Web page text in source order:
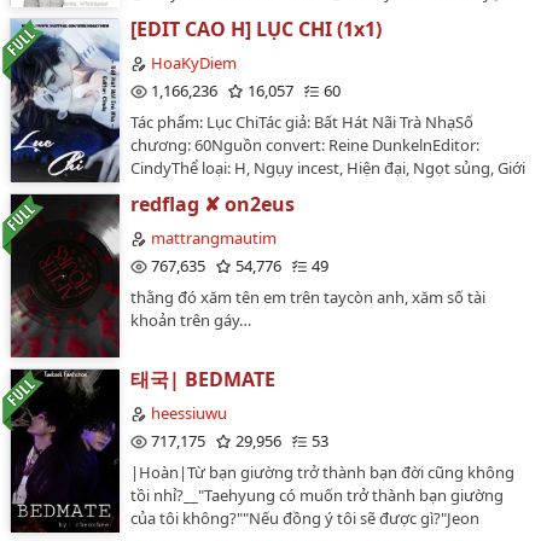
mời rẽ phải, đừng ảnh hưởng tâm trạng của người đọc
khác.4. Không biết có lôi gì hay không. Mời mọi người
tự nhận xét._____Editor nhắc nhở:1. Edit khi chưa đọc
một chương nào nên không biết truyện hay dở.2. Vì
nhiều chỗ không chắc lắm nên sẽ vừa làm vừa sửa.
Khuyến nghị nên đọc sau 3 đến 4 chương để đảm bảo
tình tiết.3. Bản edit là đầu tay, không dám cam kết về
chất lượng, hoan nghênh mọi người góp
ý._________31/08/2020 - 24/12/2020Truyện có các
chương không được đăng tải, vui lòng đọc kỹ thần giới
thiệu ở trang chủ.…
ngày chia đôi cộng 2,2 tuần rưỡi trừ 8 phần 39 tháng/1
chương 📣 T̶̶r̶̶u̶̶y̶̶ệ̶̶n̶ ̶c̶̶h̶̶ỉ̶ ̶đ̶̶ă̶̶n̶̶g̶ ̶t̶̶r̶̶ê̶̶n̶ ̶w̶̶a̶̶t̶̶t̶̶p̶̶a̶̶d̶ (bị copy hết
rùi còn đâu...)🏯🎏🌈🌳🚗🌳🌆🌇🌆💐 Giới thiệu: Văn Anh
（▽д▽） Không cần biết xuất hiện ở thế giới nào, đều
là người không được yêu quý. ╮(╯_╰)╭ "Nghe nói cô
bị bao nuôi?" Σ(ﾟДﾟ) "Chân đạp ba thuyền, a, lật thuyền
rồi chứ gì." Σ(ﾟДﾟ) "Thân là thần thê, lại đi quyến rũ bệ
hạ, ngươi đê tiện như thế ư?" ΣΣ(ﾟДﾟ;) Văn Anh, xuất
thân diễn viên, lộ ra nụ cười Bạch Liên hoa chuyên biệt
-- （＾ｖ＾） Vậy thì thế nào? Cuối cùng các ngươi còn
không phải đều sẽ trở thành "quần hạ chi thần" của tôi
sao. （；￣︶￣） # ta có kỹ xảo tẩy bạch đặc biệt #🍱
Cần biết trước khi ăn: Bài này chủ tô, tập hợp thiên lôi
Nội dung nhãn mác: Khoái xuyên Vai chính: Văn Anh ┃
vai phụ: ┃ cái khác:…
[EDIT CAO H] LỤC CHI (1x1)
HoaKyDiem
1,166,236
16,057
60
Tác phẩm: Lục ChiTác giả: Bất Hát Nãi Trà NhạSố
chương: 60Nguồn convert: Reine DunkelnEditor:
CindyThể loại: H, Ngụy incest, Hiện đại, Ngọt sủng, Giới
Dục Chi x Lục Chi (Đại minh tinh X Nữ sinh viên)Lục Chi
luôn cho rằng bản thân cô luôn có một người anh trai
quốc dân hết mực sủng ái cô, che chở cô.Hắn nói: Chi
---------Ngày đào hố: 22/04/2020Ngày lấp hố:
04/09/2020***Truyện chỉ được edit và đăng tải ở duy
CÁC TRANG WEB KHÁC ĂN CẮP CÔNG SỨC CỦA
EDITOR!!!…
redflag ✘ on2eus
mattrangmautim
767,635
54,776
49
thằng đó xăm tên em trên taycòn anh, xăm số tài
khoản trên gáy…
태국| BEDMATE
heessiuwu
717,175
29,956
53
|Hoàn|Từ bạn giường trở thành bạn đời cũng không
tồi nhỉ?__"Taehyung có muốn trở thành bạn giường
của tôi không?""Nếu đồng ý tôi sẽ được gì?"Jeon